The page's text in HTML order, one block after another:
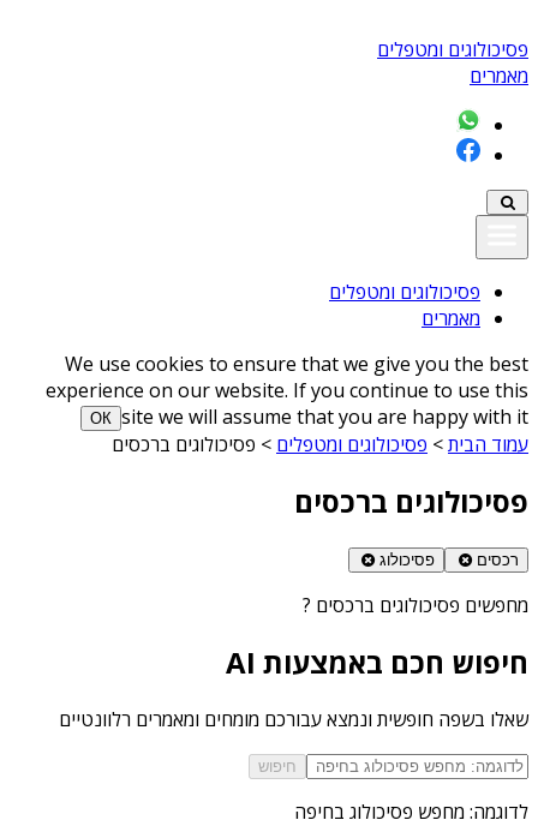
פסיכולוגים ומטפלים
מאמרים
פסיכולוגים ומטפלים
מאמרים
We use cookies to ensure that we give you the best
experience on our website. If you continue to use this
site we will assume that you are happy with it
ОК
עמוד הבית> פסיכולוגים ומטפלים > פסיכולוגים ברכסים
פסיכולוגים ברכסים
רכסים פסיכולוג
מחפשים פסיכולוגים ברכסים ?
חיפוש חכם באמצעות AI
שאלו בשפה חופשית ונמצא עבורכם מומחים ומאמרים רלוונטיים
חיפוש
לדוגמה: מחפש פסיכולוג בחיפה